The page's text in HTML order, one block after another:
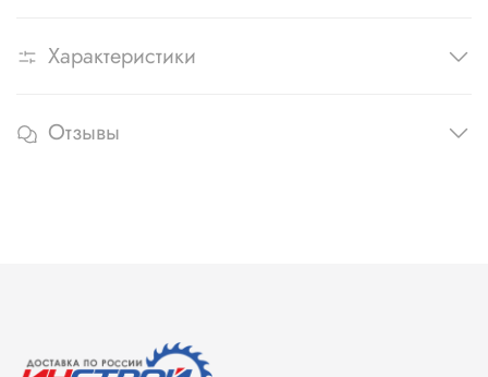
Характеристики
Отзывы